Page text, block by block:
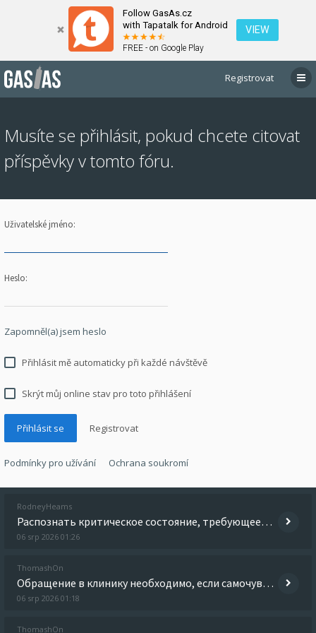
Follow GasAs.cz
with Tapatalk for Android
FREE - on Google Play
VIEW
Registrovat
Musíte se přihlásit, pokud chcete citovat
příspěvky v tomto fóru.
Uživatelské jméno:
Heslo:
Zapomněl(a) jsem heslo
Přihlásit mě automaticky při každé návštěvě
Skrýt můj online stav pro toto přihlášení
Registrovat
Podmínky pro užívání Ochrana soukromí
RodneyHeams
Распознать критическое состояние, требующее участия профессионалов, можно по характерным признакам. Если у близкого набл
06 srp 2026 01:26
ThomashOn
Обращение в клинику необходимо, если самочувствие ухудшается, период запоя длится несколько дней, появляется слабость, т
06 srp 2026 01:18
ThomashOn